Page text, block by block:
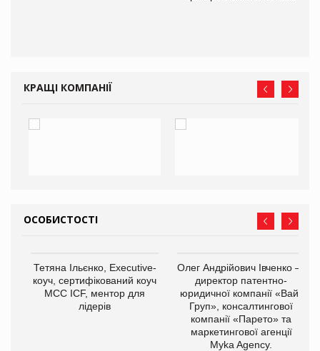
КРАЩІ КОМПАНІЇ
ОСОБИСТОСТІ
Тетяна Ільєнко, Executive-
коуч, сертифікований коуч
МСС ICF, ментор для
лідерів
Олег Андрійович Івченко —
директор патентно-
юридичної компанії «Вайз
Груп», консалтингової
компанії «Парето» та
маркетингової агенції
Myka Agency.